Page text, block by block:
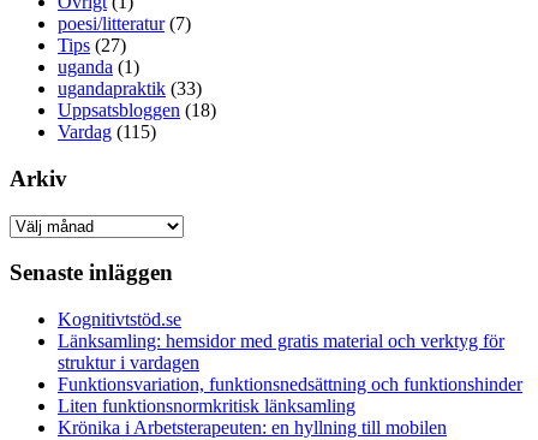
poesi/litteratur(7)
Tips (27)
uganda (1)
ugandapraktik (33)
Uppsatsbloggen (18)
Vardag (115)
Arkiv
Arkiv
Senaste inläggen
Kognitivtstöd.se
Länksamling: hemsidor med gratis material och verktyg för
struktur i vardagen
Funktionsvariation, funktionsnedsättning och funktionshinder
Liten funktionsnormkritisk länksamling
Krönika i Arbetsterapeuten: en hyllning till mobilen